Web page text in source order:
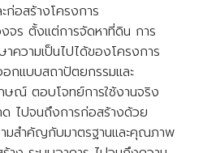
ก่อสร้างโครงการ
จร ตั้งแต่การจัดหาที่ดิน การ
ความเป็นไปได้ของโครงการ
กแบบสถาปัตยกรรมและ
ษณ์ ตอบโจทย์การใช้งานจริง
ไปจนถึงการก่อสร้างด้วย
ามสำคัญกับมาตรฐานและคุณภาพ